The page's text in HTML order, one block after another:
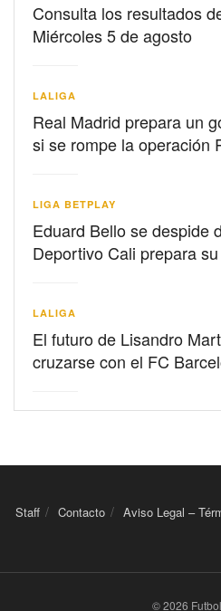
Consulta los resultados
Miércoles 5 de agosto
LALIGA
Real Madrid prepara un
si se rompe la operación
LIGA BETPLAY
Eduard Bello se despide
Deportivo Cali prepara
LALIGA
El futuro de Lisandro
cruzarse con el FC
Staff Contacto Aviso Legal –
© 2026